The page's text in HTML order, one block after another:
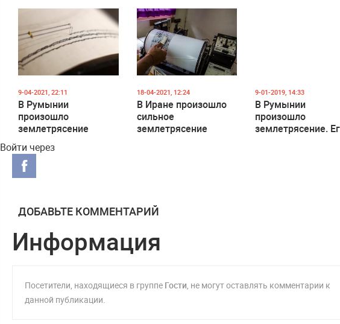
9-04-2021, 22:11
В Румынии
произошло
землетрясение
18-04-2021, 12:24
В Иране произошло
сильное
землетрясение
9-01-2019, 14:33
В Румынии
произошло
землетрясение.
Войти через
ДОБАВЬТЕ КОММЕНТАРИЙ
Информация
Посетители, находящиеся в группе Гости, не могут оставлять комментарии к
данной публикации.